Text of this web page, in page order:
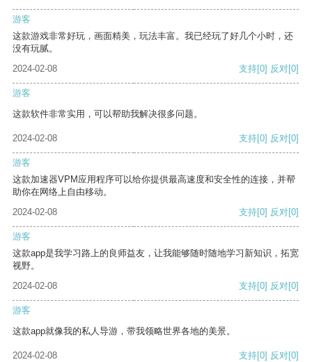
游客
这款游戏非常好玩，画面精美，玩法丰富。我已经玩了好几个小时，还
没有玩腻。
2024-02-08
支持[0] 反对[0]
游客
这款软件非常实用，可以帮助我解决很多问题。
2024-02-08 支持[0] 反对[0]
游客
这款加速器VPM应用程序可以给你提供最高速度和安全性的连接，并帮
助你在网络上自由移动。
2024-02-08
支持[0] 反对[0]
游客
这款app是我学习路上的良师益友，让我能够随时随地学习新知识，拓宽
视野。
2024-02-08
支持[0] 反对[0]
游客
这款app就像我的私人导游，带我领略世界各地的美景。
2024-02-08 支持[0] 反对[0]